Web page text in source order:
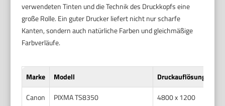
verwendeten Tinten und die Technik des Druckkopfs eine
große Rolle. Ein guter Drucker liefert nicht nur scharfe
Kanten, sondern auch natürliche Farben und gleichmäßige
Farbverläufe.
Marke Modell
Druckauflösung (dpi)
Canon
PIXMA TS8350
4800 x 1200